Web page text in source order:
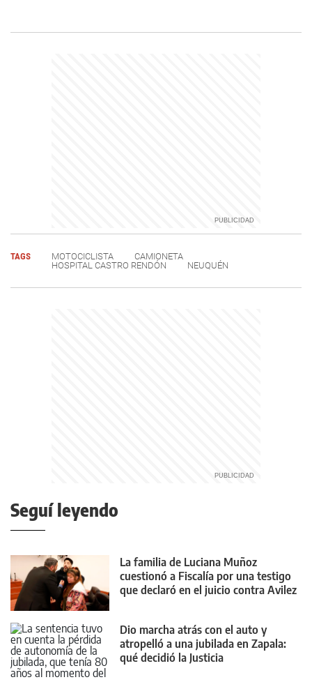
TAGS MOTOCICLISTA
CAMIONETA
HOSPITAL CASTRO RENDÓN
NEUQUÉN
Seguí leyendo
La familia de Luciana Muñoz
cuestionó a Fiscalía por una testigo
que declaró en el juicio contra Avilez
Dio marcha atrás con el auto y
atropelló a una jubilada en Zapala:
qué decidió la Justicia